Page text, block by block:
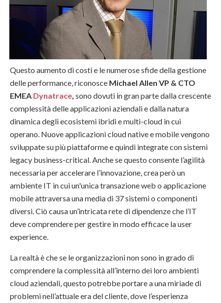
Questo aumento di costi e le numerose sfide della gestione
delle performance, riconosce Michael Allen VP & CTO
EMEA Dynatrace sono dovuti in gran parte dalla crescente
complessità delle applicazioni aziendali e dalla natura
dinamica degli ecosistemi ibridi e multi-cloud in cui
operano. Nuove applicazioni cloud native e mobile vengono
sviluppate su più piattaforme e quindi integrate con sistemi
legacy business-critical. Anche se questo consente l’agilità
necessaria per accelerare l’innovazione, crea però un
ambiente IT in cui un'unica transazione web o applicazione
mobile attraversa una media di 37 sistemi o componenti
diversi. Ciò causa un’intricata rete di dipendenze che l’IT
deve comprendere per gestire in modo efficace la user
experience.
La realtà è che se le organizzazioni non sono in grado di
comprendere la complessità all’interno dei loro ambienti
cloud aziendali, questo potrebbe portare a una miriade di
problemi nell’attuale era del cliente, dove l’esperienza